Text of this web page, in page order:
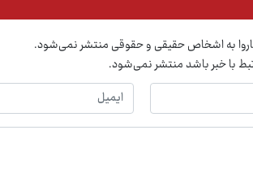
به اشخاص حقیقی و حقوقی منتشر نمی‌شود.
با خبر باشد منتشر نمی‌شود.